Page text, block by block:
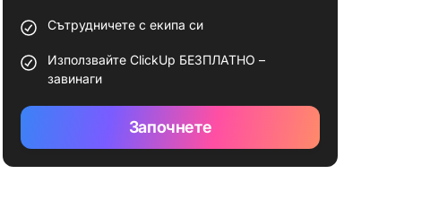
Сътрудничете с екипа си
Използвайте ClickUp БЕЗПЛАТНО –
завинаги
Започнете